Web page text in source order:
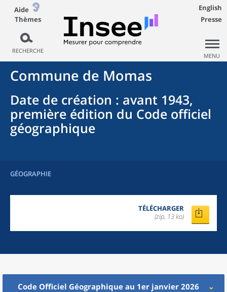
Aide
Thèmes
RECHERCHE
English
Presse
MENU
Commune de Momas
Date de création : avant 1943,
première édition du Code officiel
géographique
GÉOGRAPHIE
TÉLÉCHARGER
(zip, 13 ko)
Code Officiel Géographique au 1er janvier 2026